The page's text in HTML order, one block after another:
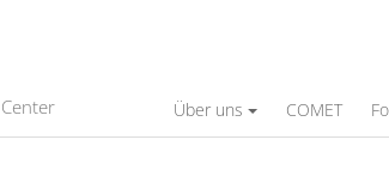
Über uns COMET
und NOx Bildung für